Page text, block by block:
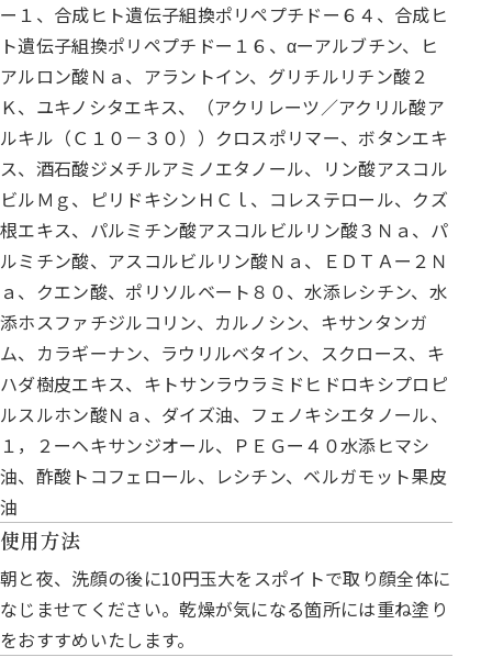
ー１、合成ヒト遺伝子組換ポリペプチドー６４、合成ヒ
ト遺伝子組換ポリペプチドー１６、αーアルブチン、ヒ
アルロン酸Ｎａ、アラントイン、グリチルリチン酸２
Ｋ、ユキノシタエキス、（アクリレーツ／アクリル酸ア
ルキル（Ｃ１０－３０））クロスポリマー、ボタンエキ
ス、酒石酸ジメチルアミノエタノール、リン酸アスコル
ビルＭｇ、ピリドキシンＨＣｌ、コレステロール、クズ
根エキス、パルミチン酸アスコルビルリン酸３Ｎａ、パ
ルミチン酸、アスコルビルリン酸Ｎａ、ＥＤＴＡー２Ｎ
ａ、クエン酸、ポリソルベート８０、水添レシチン、水
添ホスファチジルコリン、カルノシン、キサンタンガ
ム、カラギーナン、ラウリルベタイン、スクロース、キ
ハダ樹皮エキス、キトサンラウラミドヒドロキシプロピ
ルスルホン酸Ｎａ、ダイズ油、フェノキシエタノール、
１，２ーヘキサンジオール、ＰＥＧー４０水添ヒマシ
油、酢酸トコフェロール、レシチン、ベルガモット果皮
油
使用方法
朝と夜、洗顔の後に10円玉大をスポイトで取り顔全体に
なじませてください。乾燥が気になる箇所には重ね塗り
をおすすめいたします。